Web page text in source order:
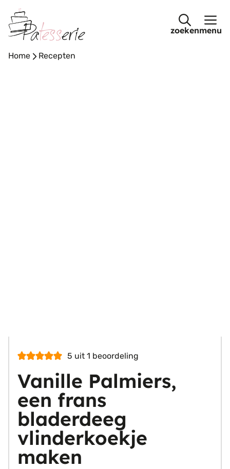
naar
de
menu
Home - Recepten
5 uit 1 beoordeling
Vanille Palmiers,
een frans
bladerdeeg
vlinderkoekje
maken